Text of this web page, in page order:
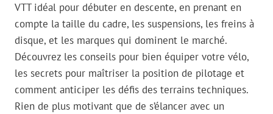
VTT idéal pour débuter en descente, en prenant en
compte la taille du cadre, les suspensions, les freins à
disque, et les marques qui dominent le marché.
Découvrez les conseils pour bien équiper votre vélo,
les secrets pour maîtriser la position de pilotage et
comment anticiper les défis des terrains techniques.
Rien de plus motivant que de s’élancer avec un